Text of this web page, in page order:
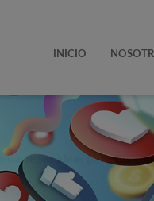
INICIO
sin ideas para tus
marzo de 2021 Jose